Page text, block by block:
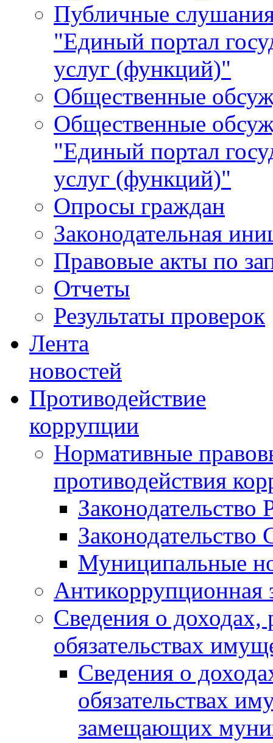
Публичные
"Единый портал
услуг (функций)"
Общественные
Общественные
"Единый портал
услуг (функций)"
Опросы граждан
Законодательная
Правовые акты по
Отчеты
Результаты проверок
Лента
новостей
Противодействие
коррупции
Нормативные
противодействия
Законодательство
Муниципальные
Антикоррупционная
Сведения о доходах,
обязательствах
Сведения о
обязательствах
замещающих